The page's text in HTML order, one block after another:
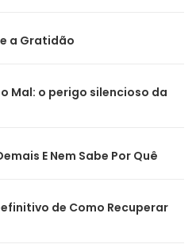
a Gratidão
Mal: o perigo silencioso da
E Nem Sabe Por Quê
de Como Recuperar